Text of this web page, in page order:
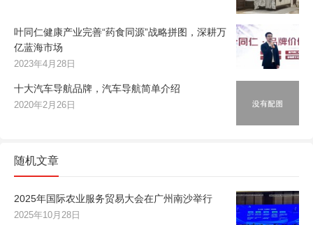
叶同仁健康产业完善“药食同源”战略拼图，深耕万
亿蓝海市场
2023年4月28日
十大汽车导航品牌，汽车导航简单介绍
2020年2月26日
随机文章
2025年国际农业服务贸易大会在广州南沙举行
2025年10月28日